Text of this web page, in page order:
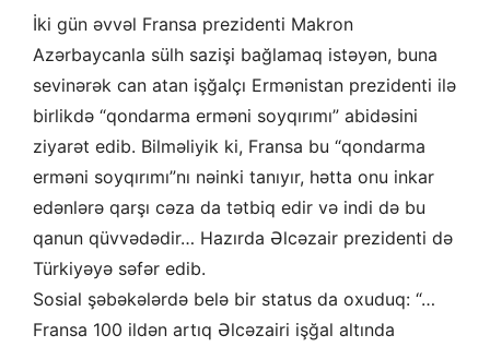
İki gün əvvəl Fransa prezidenti Makron
Azərbaycanla sülh sazişi bağlamaq istəyən, buna
sevinərək can atan işğalçı Ermənistan prezidenti ilə
birlikdə “qondarma erməni soyqırımı” abidəsini
ziyarət edib. Bilməliyik ki, Fransa bu “qondarma
erməni soyqırımı”nı nəinki tanıyır, hətta onu inkar
edənlərə qarşı cəza da tətbiq edir və indi də bu
qanun qüvvədədir… Hazırda Əlcəzair prezidenti də
Türkiyəyə səfər edib.
Sosial şəbəkələrdə belə bir status da oxuduq: “…
Fransa 100 ildən artıq Əlcəzairi işğal altında